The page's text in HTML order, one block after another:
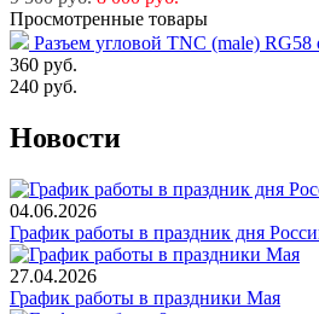
Просмотренные товары
Разъем угловой TNC (male)
360 руб.
240 руб.
Новости
04.06.2026
График работы в праздник дня
27.04.2026
График работы в праздники Мая